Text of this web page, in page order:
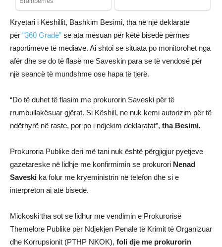
Kryetari i Këshillit, Bashkim Besimi, tha në një deklaratë
për “360 Gradë” se ata mësuan për këtë bisedë përmes
raportimeve të mediave. Ai shtoi se situata po monitorohet nga
afër dhe se do të flasë me Saveskin para se të vendosë për
një seancë të mundshme ose hapa të tjerë.
“Do të duhet të flasim me prokurorin Saveski për të
rrumbullakësuar gjërat. Si Këshill, ne nuk kemi autorizim për të
ndërhyrë në raste, por po i ndjekim deklaratat”, tha Besimi.
Prokuroria Publike deri më tani nuk është përgjigjur pyetjeve
gazetareske në lidhje me konfirmimin se prokurori Nenad
Saveski ka folur me kryeministrin në telefon dhe si e
interpreton ai atë bisedë.
Mickoski tha sot se lidhur me vendimin e Prokurorisë
Themelore Publike për Ndjekjen Penale të Krimit të Organizuar
dhe Korrupsionit (PTHP NKOK), foli dje me prokurorin